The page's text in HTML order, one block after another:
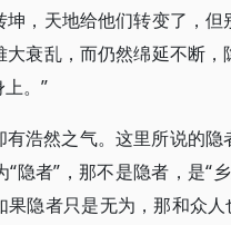
，天地给他们转变了，
衰乱，而仍然绵延不断
。”
浩然之气。这里所说的
隐者”，那不是隐者，是“
隐者只是无为，那和众